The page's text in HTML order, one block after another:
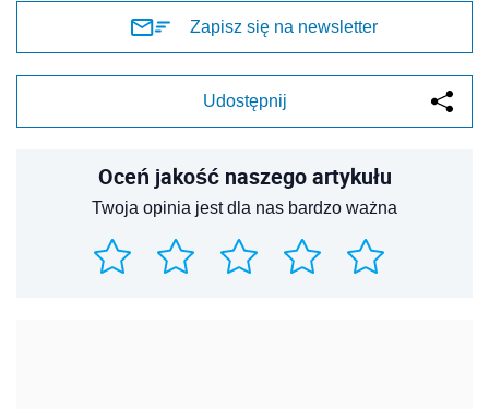
Zapisz się na newsletter
Udostępnij
Oceń jakość naszego artykułu
Twoja opinia jest dla nas bardzo ważna